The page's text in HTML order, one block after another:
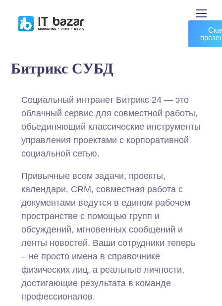
Битрикс СУБД
Социальный интранет Битрикс 24 — это
облачный сервис для совместной работы,
объединяющий классические инструменты
управления проектами с корпоративной
социальной сетью.
Привычные всем задачи, проекты,
календари, CRM, совместная работа с
документами ведутся в едином рабочем
пространстве с помощью групп и
обсуждений, мгновенных сообщений и
ленты новостей. Ваши сотрудники теперь
– не просто имена в справочнике
физических лиц, а реальные личности,
достигающие результата в команде
профессионалов.